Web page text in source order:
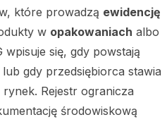
które prowadzą ewidencję
w opakowaniach albo
wpisuje się, gdy powstają
gdy przedsiębiorca stawia
Rejestr ogranicza
środowiskową